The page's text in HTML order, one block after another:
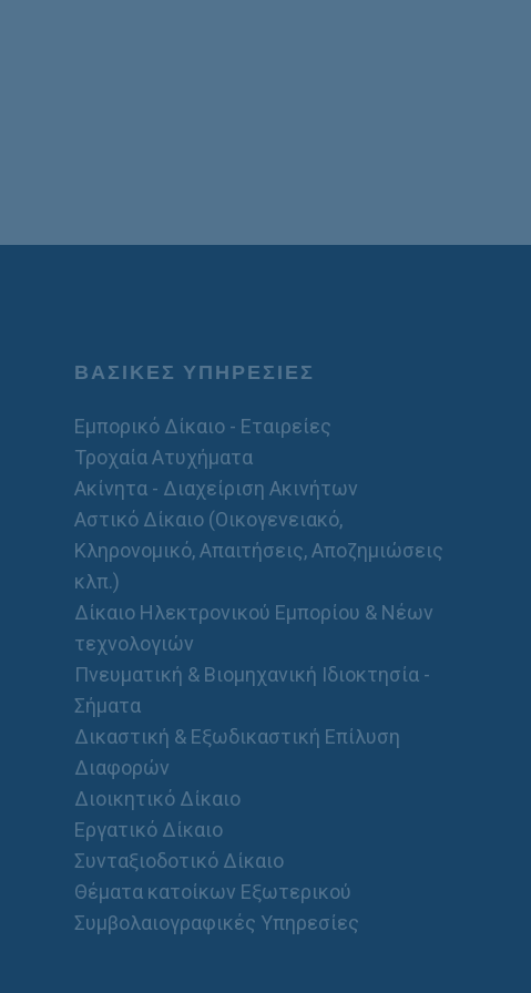
ΒΑΣΙΚΕΣ ΥΠΗΡΕΣΙΕΣ
Εμπορικό Δίκαιο - Εταιρείες
Τροχαία Ατυχήματα
Ακίνητα - Διαχείριση Ακινήτων
Αστικό Δίκαιο (Οικογενειακό,
Κληρονομικό, Απαιτήσεις, Αποζημιώσεις
κλπ.)
Δίκαιο Ηλεκτρονικού Εμπορίου & Νέων
τεχνολογιών
Πνευματική & Βιομηχανική Ιδιοκτησία -
Σήματα
Δικαστική & Εξωδικαστική Επίλυση
Διαφορών
Διοικητικό Δίκαιο
Εργατικό Δίκαιο
Συνταξιοδοτικό Δίκαιο
Θέματα κατοίκων Εξωτερικού
Συμβολαιογραφικές Υπηρεσίες